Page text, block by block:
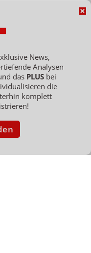
haben sich
Unter
Mehr »
News,
Analysen
das PLUS bei
die
komplett